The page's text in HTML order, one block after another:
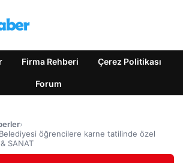
Firma Rehberi Çerez Politikası
Forum
›
öğrencilere karne tatilinde özel
SANAT